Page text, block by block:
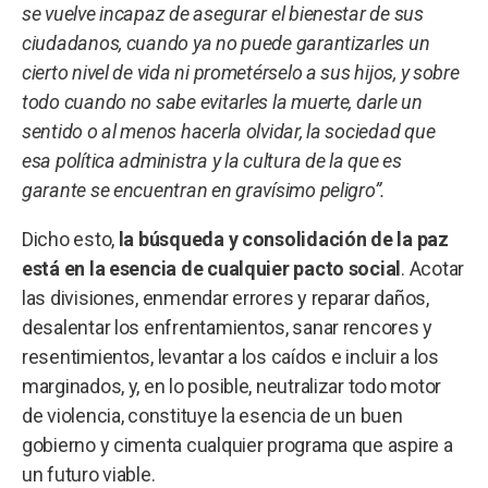
se vuelve incapaz de asegurar el bienestar de sus
ciudadanos, cuando ya no puede garantizarles un
cierto nivel de vida ni prometérselo a sus hijos, y sobre
todo cuando no sabe evitarles la muerte, darle un
sentido o al menos hacerla olvidar, la sociedad que
esa política administra y la cultura de la que es
garante se encuentran en gravísimo peligro”.
Dicho esto, la búsqueda y consolidación de la paz
está en la esencia de cualquier pacto social . Acotar
las divisiones, enmendar errores y reparar daños,
desalentar los enfrentamientos, sanar rencores y
resentimientos, levantar a los caídos e incluir a los
marginados, y, en lo posible, neutralizar todo motor
de violencia, constituye la esencia de un buen
gobierno y cimenta cualquier programa que aspire a
un futuro viable.